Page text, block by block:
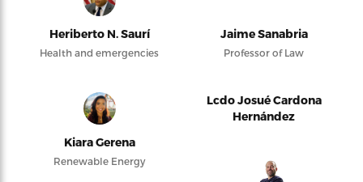
Heriberto N. Saurí
Health and emergencies
Jaime Sanabria
Professor of Law
Kiara Gerena
Renewable Energy
Lcdo Josué Cardona
Hernández